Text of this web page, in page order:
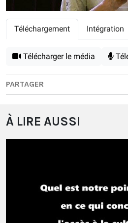
Téléchargement Intégration
Télécharger le média
PARTAGER
À LIRE AUSSI